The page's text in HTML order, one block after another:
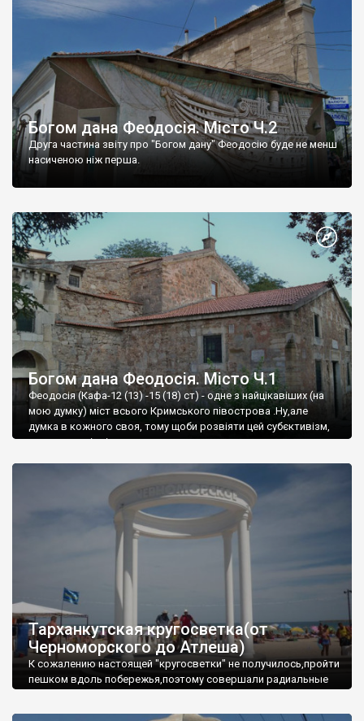
Богом дана Феодосія. Місто Ч.2
Друга частина звіту про "Богом дану" Феодосію буде не менш
насиченою ніж перша.
Богом дана Феодосія. Місто Ч.1
Феодосія (Кафа-12 (13) -15 (18) ст) - одне з найцікавіших (на
мою думку) міст всього Кримського півострова .Ну,але
думка в кожного своя, тому щоби розвіяти цей субєктивізм,
запрошую відвідати це
Тарханкутская кругосветка(от
Черноморского до Атлеша)
К сожалению настоящей "кругосветки" не получилось,пройти
пешком вдоль побережья,поэтому совершали радиальные